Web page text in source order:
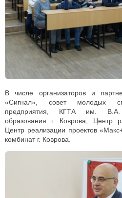
В числе организаторов и
«Сигнал», совет молодых
предприятия, КГТА им. В.А.
образования г. Коврова, Центр
Центр реализации проектов
комбинат г. Коврова.